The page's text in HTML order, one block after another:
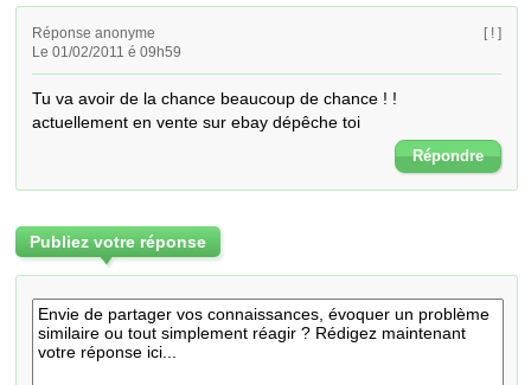
Réponse anonyme
Le 01/02/2011 é 09h59
[ ! ]
Tu va avoir de la chance beaucoup de chance ! !
actuellement en vente sur ebay dépêche toi
Répondre
Publiez votre réponse